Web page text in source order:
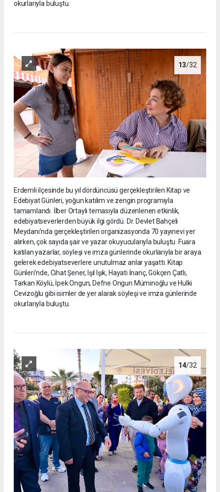
okurlarıyla buluştu.
13/32
Erdemli ilçesinde bu yıl dördüncüsü gerçekleştirilen Kitap ve
Edebiyat Günleri, yoğun katılım ve zengin programıyla
tamamlandı. İlber Ortaylı temasıyla düzenlenen etkinlik,
edebiyatseverlerden büyük ilgi gördü. Dr. Devlet Bahçeli
Meydanı’nda gerçekleştirilen organizasyonda 70 yayınevi yer
alırken, çok sayıda şair ve yazar okuyucularıyla buluştu. Fuara
katılan yazarlar, söyleşi ve imza günlerinde okurlarıyla bir araya
gelerek edebiyatseverlere unutulmaz anlar yaşattı. Kitap
Günleri’nde, Cihat Şener, Işıl Işık, Hayati İnanç, Gökçen Çatlı,
Tarkan Köylü, İpek Ongun, Defne Ongun Müminoğlu ve Hulki
Cevizoğlu gibi isimler de yer alarak söyleşi ve imza günlerinde
okurlarıyla buluştu.
14/32